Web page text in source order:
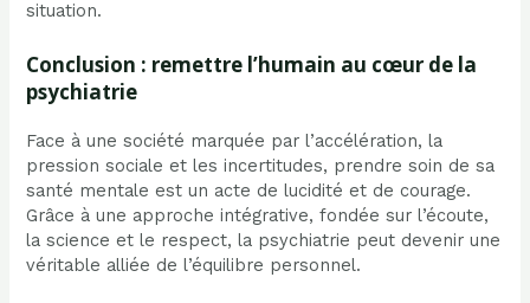
situation.
Conclusion : remettre l’humain au cœur de la
psychiatrie
Face à une société marquée par l’accélération, la
pression sociale et les incertitudes, prendre soin de sa
santé mentale est un acte de lucidité et de courage.
Grâce à une approche intégrative, fondée sur l’écoute,
la science et le respect, la psychiatrie peut devenir une
véritable alliée de l’équilibre personnel.